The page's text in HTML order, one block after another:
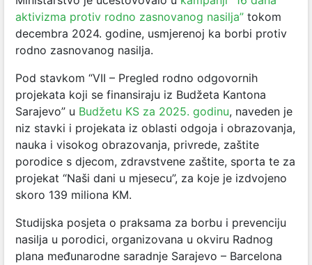
aktivizma protiv rodno zasnovanog nasilja” tokom
decembra 2024. godine, usmjerenoj ka borbi protiv
rodno zasnovanog nasilja.
Pod stavkom “VII – Pregled rodno odgovornih
projekata koji se finansiraju iz Budžeta Kantona
Sarajevo” u Budžetu KS za 2025. godinu, naveden je
niz stavki i projekata iz oblasti odgoja i obrazovanja,
nauka i visokog obrazovanja, privrede, zaštite
porodice s djecom, zdravstvene zaštite, sporta te za
projekat “Naši dani u mjesecu”, za koje je izdvojeno
skoro 139 miliona KM.
Studijska posjeta o praksama za borbu i prevenciju
nasilja u porodici, organizovana u okviru Radnog
plana međunarodne saradnje Sarajevo – Barcelona